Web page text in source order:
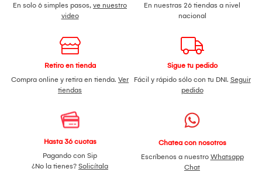
En solo 6 simples pasos, ve nuestro
video
En nuestras 26 tiendas a nivel
nacional
Retiro en tienda
Compra online y retira en tienda. Ver
tiendas
Sigue tu pedido
Fácil y rápido sólo con tu DNI. Seguir
pedido
Hasta 36 cuotas
Pagando con Sip
¿No la tienes? Solicítala
Chatea con nosotros
Escríbenos a nuestro Whatsapp
Chat